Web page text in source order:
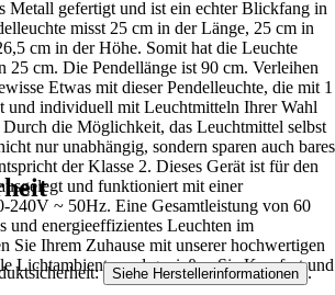
Metall gefertigt und ist ein echter Blickfang in
misst 25 cm in der Länge, 25 cm in
cm in der Höhe. Somit hat die Leuchte
25 cm. Die Pendellänge ist 90 cm. Verleihen
Etwas mit dieser Pendelleuchte, die mit 1
und individuell mit Leuchtmitteln Ihrer Wahl
Durch die Möglichkeit, das Leuchtmittel selbst
nur unabhängig, sondern sparen auch bares
der Klasse 2. Dieses Gerät ist für den
und funktioniert mit einer
240V ~ 50Hz. Eine Gesamtleistung von 60
und energieeffizientes Leuchten im
Sie Ihrem Zuhause mit unserer hochwertigen
Lichtambiente und genießen Sie Komfort und
Siehe Herstellerinformationen .